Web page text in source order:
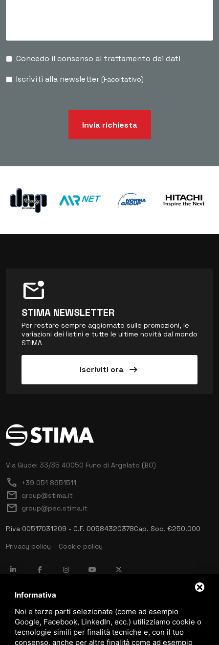
Concedo il consenso al trattamento dei dati
Iscriviti alla newsletter (Facoltativo)
Invia richiesta
mark_email_unread
STIMA NEWSLETTER
Per restare sempre aggiornato sulle promozioni, le
variazioni dei listini e tutte le ultime novità dal mondo
STIMA
Iscriviti ora arrow_right_alt
Via Giudei 33/35 40050 Funo di Argelato (BO)
call +39 051 8651511
mail group@stima.it
mail group@pec.stima.it
P.iva 00517031209 - C.F. 00584320378Cap. Soc. €250.000
Privacy policy
Cookie policy
language ITALIANO
download Catalogo Stima
Informativa
Noi e terze parti selezionate (come ad esempio
Google, Facebook, LinkedIn, ecc.) utilizziamo cookie o
tecnologie simili per finalità tecniche e, con il tuo
consenso, anche per altre finalità come ad esempio